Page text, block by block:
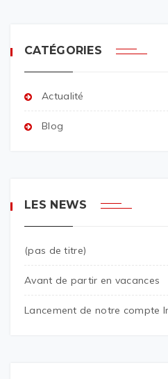
CATÉGORIES
Actualité
Blog
LES NEWS
(pas de titre)
Avant de partir en vacances
Lancement de notre compte